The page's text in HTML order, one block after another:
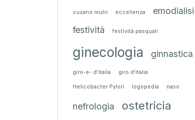
cusano mutri eccellenza
emodialisi
festività
festività pasquali
ginecologia ginnastica
giro-e- d'italia giro d'italia
Helicobacter Pylori logopedia naso
nefrologia ostetricia